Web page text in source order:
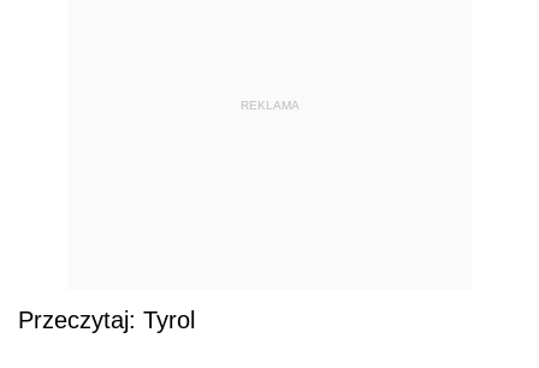
REKLAMA
Przeczytaj: Tyrol